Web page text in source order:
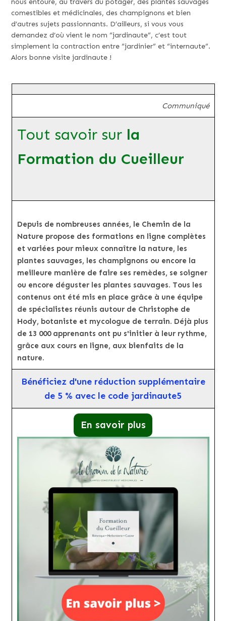
comestibles et médicinales, des champignons et bien
d’autres sujets passionnants. D’ailleurs, si vous vous
demandez d’où vient le nom “jardinaute”, c’est tout
simplement la contraction entre “jardinier” et “internaute”.
Alors bonne visite jardinaute !
Communiqué
Tout savoir sur la
Formation du Cueilleur
Depuis de nombreuses années, le Chemin de la
Nature propose des formations en ligne complètes
et variées pour mieux connaître la nature, les
plantes sauvages, les champignons ou encore la
meilleure manière de faire ses remèdes, se soigner
ou encore déguster les plantes sauvages. Tous les
contenus ont été mis en place grâce à une équipe
de spécialistes réunis autour de Christophe de
Hody, botaniste et mycologue de terrain. Déjà plus
de 13 000 apprenants ont pu s'initier à leur rythme,
grâce aux cours en ligne, aux bienfaits de la
nature.
Bénéficiez d'une réduction supplémentaire
de 5 % avec le code jardinaute5
En savoir plus